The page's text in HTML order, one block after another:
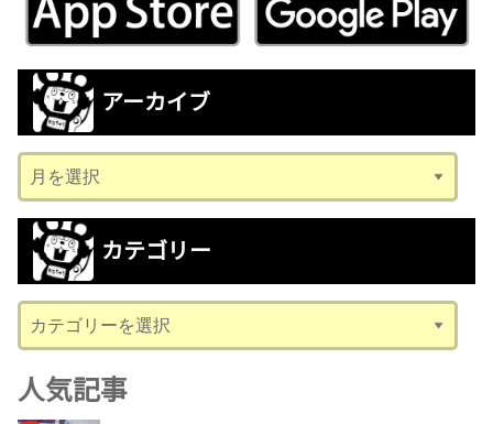
アーカイブ
ー
カ
ブ
カテゴリー
テ
ゴ
リ
人気記事